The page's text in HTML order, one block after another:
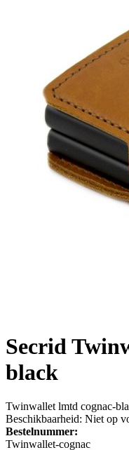
Secrid
black
Twinwallet lmtd cognac-
Beschikbaarheid: Niet op
Bestelnummer:
Twinwallet-cognac